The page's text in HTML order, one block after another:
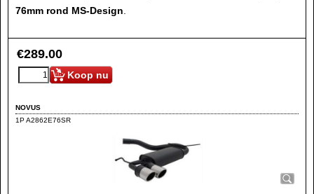
76mm rond MS-Design
€289.00
Koop nu
NOVUS
1P A2862E76SR